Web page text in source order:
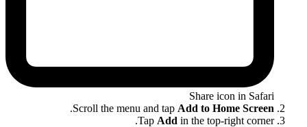
Share icon in Safari
Scroll the menu and tap Add to Home Screen
.
Tap Add in the top-right corner.